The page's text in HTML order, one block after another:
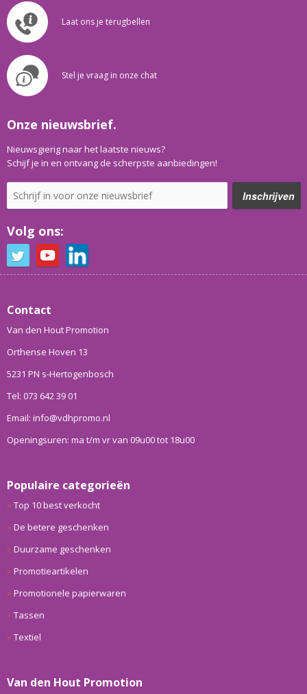
Laat ons je terugbellen
Stel je vraag in onze chat
Onze nieuwsbrief.
Nieuwsgierig naar het laatste nieuws?
Schijf je in en ontvang de scherpste aanbiedingen!
Volg ons:
Contact
Van den Hout Promotion
Orthense Hoven 13
5231 PN s-Hertogenbosch
Tel: 073 642 39 01
Email: info@vdhpromo.nl
Openingsuren: ma t/m vr van 09u00 tot 18u00
Populaire categorieën
Top 10 best verkocht
De betere geschenken
Duurzame geschenken
Promotieartikelen
Promotionele papierwaren
Tassen
Textiel
Van den Hout Promotion